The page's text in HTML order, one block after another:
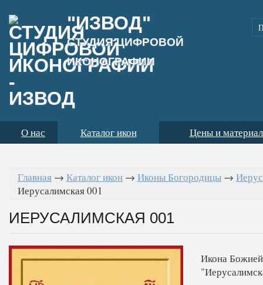
"ИЗВОД"
СТУДИЯ ЦИФРОВОЙ
ИКОНОГРАФИИ
О нас Каталог икон Цены и
Главная → Каталог икон → Иконы Богородицы →
Иерусалимская 001
ИЕРУСАЛИМСКАЯ 001
Икона